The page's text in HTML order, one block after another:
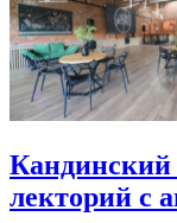
лекторий с